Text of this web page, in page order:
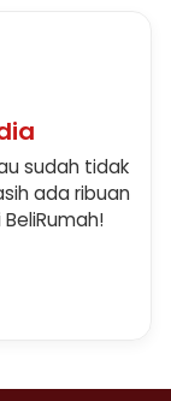
sudah tidak
ada ribuan